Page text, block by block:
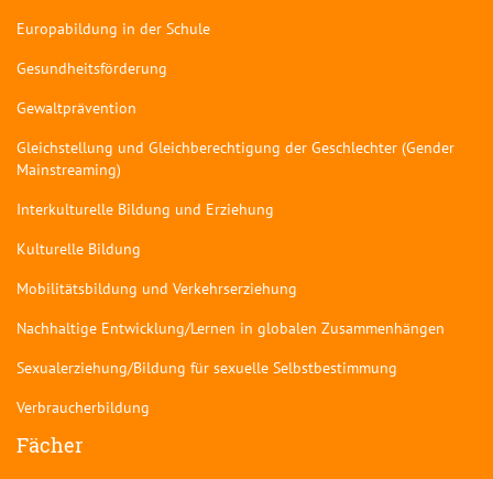
Europabildung in der Schule
Gesundheitsförderung
Gewaltprävention
Gleichstellung und Gleichberechtigung der Geschlechter (Gender
Mainstreaming)
Interkulturelle Bildung und Erziehung
Kulturelle Bildung
Mobilitätsbildung und Verkehrserziehung
Nachhaltige Entwicklung/Lernen in globalen Zusammenhängen
Sexualerziehung/Bildung für sexuelle Selbstbestimmung
Verbraucherbildung
Fächer